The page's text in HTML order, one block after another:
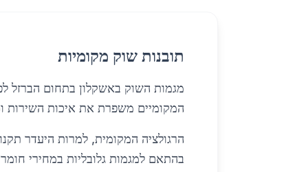
תובנות שוק מקומיות
המקומיים משפרת את איכות השירות
הרגולציה המקומית, למרות היעדר
בהתאם למגמות גלובליות במחירי